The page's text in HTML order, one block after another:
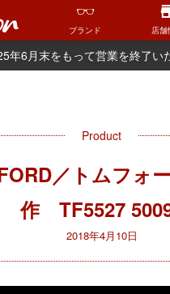
ブランド 店舗
年6月末をもって営業を終了い
Product
／トムフォ
作 TF5527
2018年4月10日